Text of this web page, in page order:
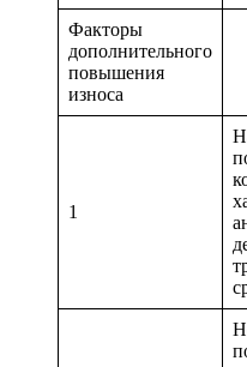
Факторы
дополнительного
повышения
износа
1